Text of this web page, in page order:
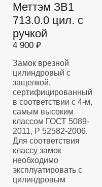
Меттэм ЗВ1
713.0.0 цил. с
ручкой
4 900 ₽
Замок врезной
цилиндровый с
защелкой,
сертифицированный
в соответствии с 4-м,
самым высоким
классом ГОСТ 5089-
2011, Р 52582-2006.
Для соответствия
классу замок
необходимо
эксплуатировать с
цилиндровым